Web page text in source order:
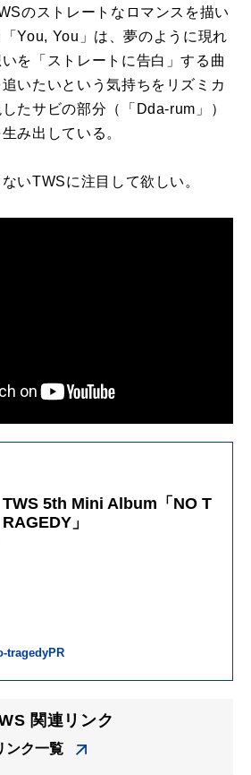
のストレートなロマンスを描い
You, You」は、夢のように現れ
を「ストレートに告白」する曲
いたいという気持ちをリズミカ
たサビの部分（「Dda-rum」）
み出している。
いTWSに注目して欲しい。
TWS 5th Mini Album「NO T
RAGEDY」
tragedyPR
関連リンク
ンク一覧